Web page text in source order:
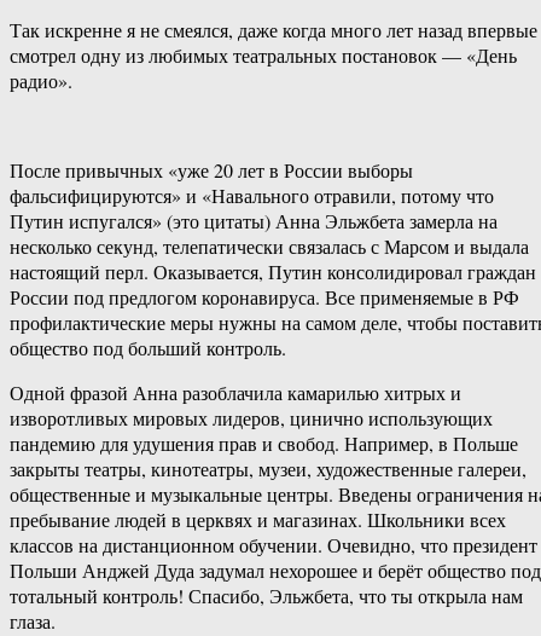
Так искренне я не смеялся, даже когда много лет назад впервые
смотрел одну из любимых театральных постановок — «День
радио».
После привычных «уже 20 лет в России выборы
фальсифицируются» и «Навального отравили, потому что
Путин испугался» (это цитаты) Анна Эльжбета замерла на
несколько секунд, телепатически связалась с Марсом и выдала
настоящий перл. Оказывается, Путин консолидировал граждан
России под предлогом коронавируса. Все применяемые в РФ
профилактические меры нужны на самом деле, чтобы
общество под больший контроль.
Одной фразой Анна разоблачила камарилью хитрых и
изворотливых мировых лидеров, цинично использующих
пандемию для удушения прав и свобод. Например, в Польше
закрыты театры, кинотеатры, музеи, художественные галереи,
общественные и музыкальные центры. Введены ограничения
пребывание людей в церквях и магазинах. Школьники всех
классов на дистанционном обучении. Очевидно, что президент
Польши Анджей Дуда задумал нехорошее и берёт общество под
тотальный контроль! Спасибо, Эльжбета, что ты открыла нам
глаза.